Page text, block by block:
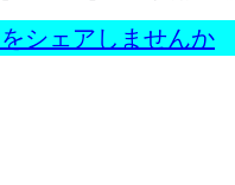
ェアしませんか